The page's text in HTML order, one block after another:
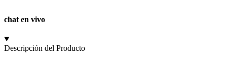
chat en vivo
Descripción del Producto